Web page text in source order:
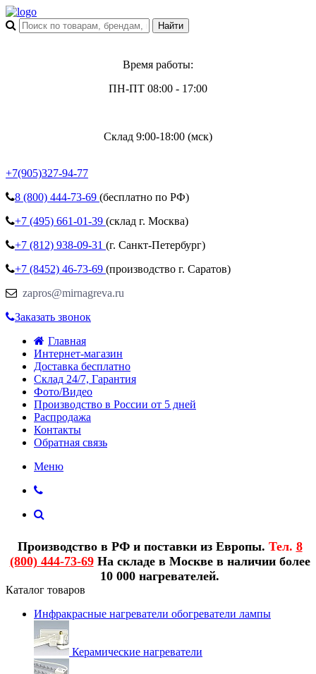
Время работы:
ПН-ПТ 08:00 - 17:00
Склад 9:00-18:00 (мск)
+7(905)327-94-77
8 (800) 444-73-69 (бесплатно по РФ)
+7 (495) 661-01-39 (склад г. Москва)
+7 (812) 938-09-31 (г. Санкт-Петербург)
+7 (8452) 46-73-69 (производство г. Саратов)
zapros@mirnagreva.ru
Заказать звонок
Главная
Интернет-магазин
Доставка бесплатно
Склад 24/7, Гарантия
Фото/Видео
Производство в России от 5 дней
Распродажа
Контакты
Обратная связь
Меню
Производство в РФ и поставки из Европы. Тел. 8
(800) 444-73-69На складе в Москве в наличии более
10 000 нагревателей.
Каталог товаров
Инфракрасные нагреватели обогреватели лампы
Керамические нагреватели